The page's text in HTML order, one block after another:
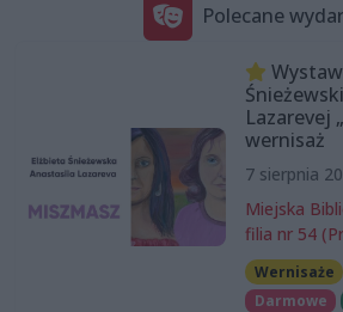
Polecane
Lazarevej
wernisaż
7 sierpnia
Miejska
filia nr 54
Wernisaże
Darmowe